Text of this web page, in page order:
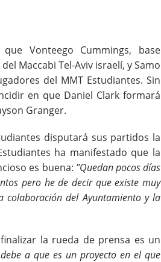
Vonteego Cummings, base
Maccabi Tel-Aviv israelí, y Samo
del MMT Estudiantes. Sin
en que Daniel Clark formará
Granger.
disputará sus partidos la
ha manifestado que la
es buena: ”Quedan pocos días
pero he de decir que existe muy
colaboración del Ayuntamiento y la
la rueda de prensa es un
a que es un proyecto en el que